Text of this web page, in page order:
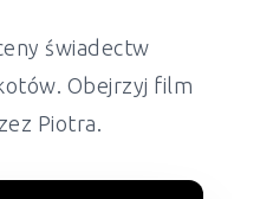
świadectw
Obejrzyj film
Piotra.